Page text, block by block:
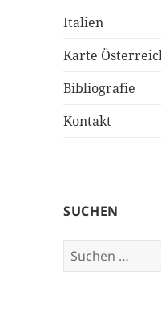
Italien
Karte
Bibliografie
Kontakt
SUCHEN
Suchen
nach: